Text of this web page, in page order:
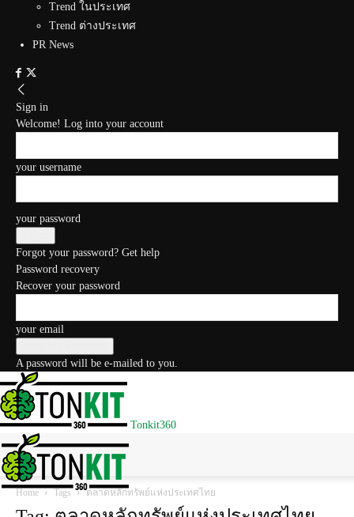
Trend ในประเทศ
Trend ต่างประเทศ
PR News
Sign in
Welcome! Log into your account
your username
your password
Forgot your password? Get help
Password recovery
Recover your password
your email
A password will be e-mailed to you.
Tonkit360
Home Tags ตลาดหลักทรัพย์แห่งประเทศไทย